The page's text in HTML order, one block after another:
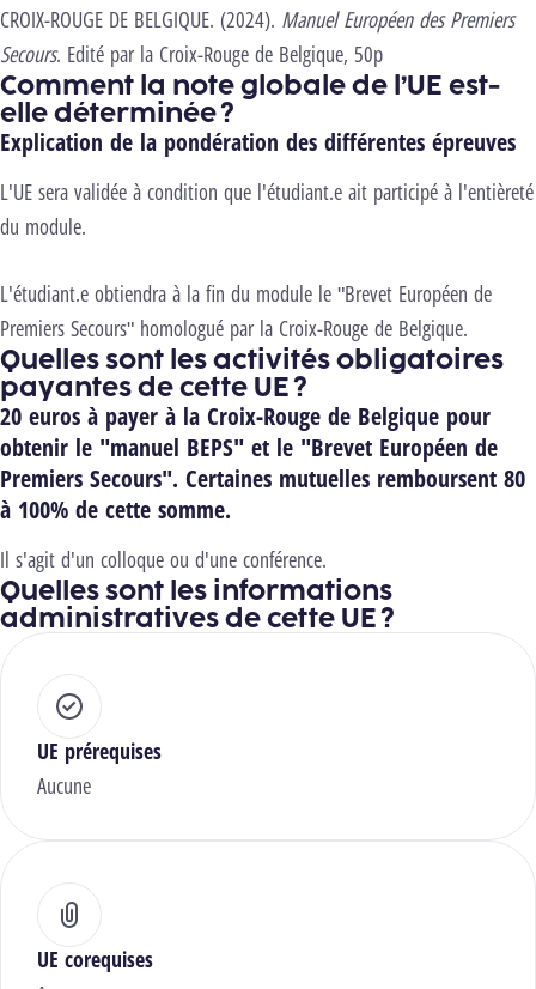
CROIX-ROUGE DE BELGIQUE. (2024). Manuel Européen des Premiers
Secours. Edité par la Croix-Rouge de Belgique, 50p
Comment la note globale de l’UE est-
elle déterminée ?
Explication de la pondération des différentes épreuves
L'UE sera validée à condition que l'étudiant.e ait participé à l'entièreté
du module.
L'étudiant.e obtiendra à la fin du module le "Brevet Européen de
Premiers Secours" homologué par la Croix-Rouge de Belgique.
Quelles sont les activités obligatoires
payantes de cette UE ?
20 euros à payer à la Croix-Rouge de Belgique pour
obtenir le "manuel BEPS" et le "Brevet Européen de
Premiers Secours". Certaines mutuelles remboursent 80
à 100% de cette somme.
Il s'agit d'un colloque ou d'une conférence.
Quelles sont les informations
administratives de cette UE ?
UE prérequises
Aucune
UE corequises